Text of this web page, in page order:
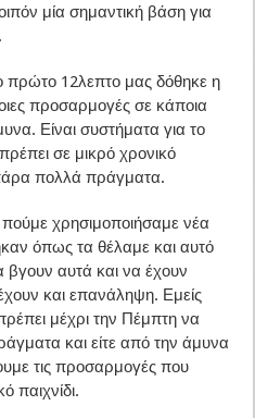
μία σημαντική βάση για
πρώτο 12λεπτο μας δόθηκε η
προσαρμογές σε κάποια
Είναι συστήματα για το
σε μικρό χρονικό
πολλά πράγματα.
χρησιμοποιήσαμε νέα
όπως τα θέλαμε και αυτό
βγουν αυτά και να έχουν
και επανάληψη. Εμείς
μέχρι την Πέμπτη να
και είτε από την άμυνα
τις προσαρμογές που
παιχνίδι.